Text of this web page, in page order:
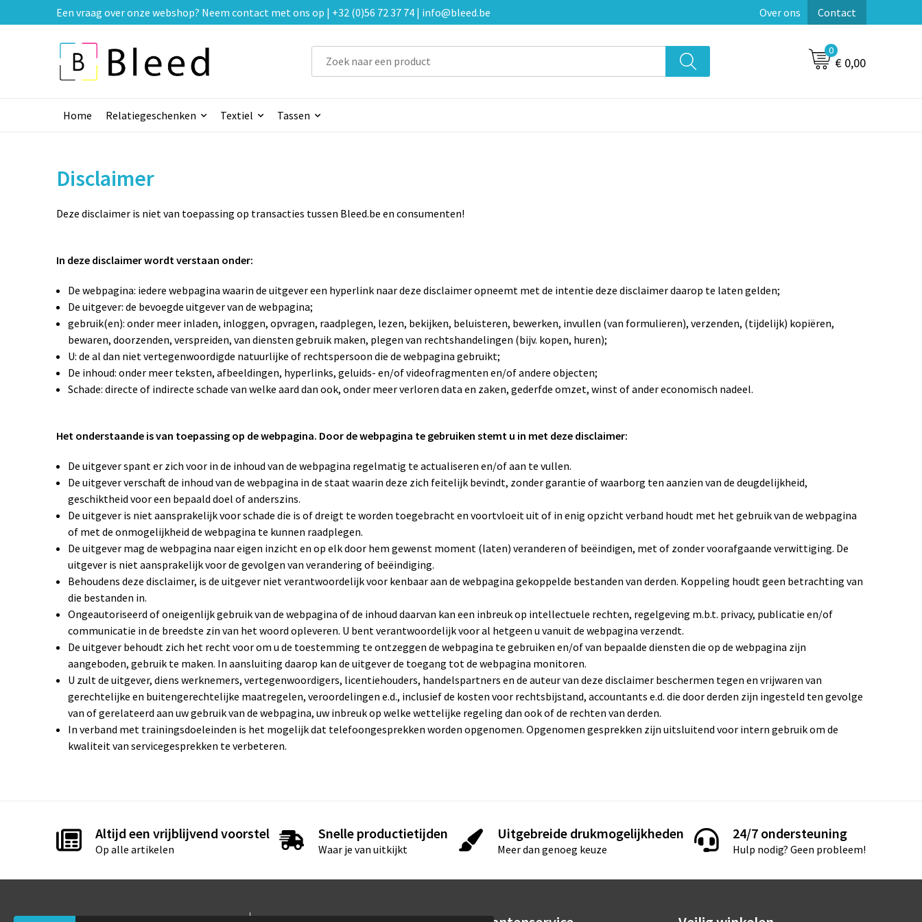
Een vraag over onze webshop? Neem contact met ons op | +32 (0)56 72 37 74 | info@bleed.be Over ons Contact
0
€ 0,00
Home Relatiegeschenken Textiel Tassen
Disclaimer
Deze disclaimer is niet van toepassing op transacties tussen Bleed.be en consumenten!
In deze disclaimer wordt verstaan onder:
De webpagina: iedere webpagina waarin de uitgever een hyperlink naar deze disclaimer opneemt met de intentie deze disclaimer daarop te laten gelden;
De uitgever: de bevoegde uitgever van de webpagina;
gebruik(en): onder meer inladen, inloggen, opvragen, raadplegen, lezen, bekijken, beluisteren, bewerken, invullen (van formulieren), verzenden, (tijdelijk) kopiëren,
bewaren, doorzenden, verspreiden, van diensten gebruik maken, plegen van rechtshandelingen (bijv. kopen, huren);
U: de al dan niet vertegenwoordigde natuurlijke of rechtspersoon die de webpagina gebruikt;
De inhoud: onder meer teksten, afbeeldingen, hyperlinks, geluids- en/of videofragmenten en/of andere objecten;
Schade: directe of indirecte schade van welke aard dan ook, onder meer verloren data en zaken, gederfde omzet, winst of ander economisch nadeel.
Het onderstaande is van toepassing op de webpagina. Door de webpagina te gebruiken stemt u in met deze disclaimer:
De uitgever spant er zich voor in de inhoud van de webpagina regelmatig te actualiseren en/of aan te vullen.
De uitgever verschaft de inhoud van de webpagina in de staat waarin deze zich feitelijk bevindt, zonder garantie of waarborg ten aanzien van de deugdelijkheid,
geschiktheid voor een bepaald doel of anderszins.
De uitgever is niet aansprakelijk voor schade die is of dreigt te worden toegebracht en voortvloeit uit of in enig opzicht verband houdt met het gebruik van de webpagina
of met de onmogelijkheid de webpagina te kunnen raadplegen.
De uitgever mag de webpagina naar eigen inzicht en op elk door hem gewenst moment (laten) veranderen of beëindigen, met of zonder voorafgaande verwittiging. De
uitgever is niet aansprakelijk voor de gevolgen van verandering of beëindiging.
Behoudens deze disclaimer, is de uitgever niet verantwoordelijk voor kenbaar aan de webpagina gekoppelde bestanden van derden. Koppeling houdt geen betrachting van
die bestanden in.
Ongeautoriseerd of oneigenlijk gebruik van de webpagina of de inhoud daarvan kan een inbreuk op intellectuele rechten, regelgeving m.b.t. privacy, publicatie en/of
communicatie in de breedste zin van het woord opleveren. U bent verantwoordelijk voor al hetgeen u vanuit de webpagina verzendt.
De uitgever behoudt zich het recht voor om u de toestemming te ontzeggen de webpagina te gebruiken en/of van bepaalde diensten die op de webpagina zijn
aangeboden, gebruik te maken. In aansluiting daarop kan de uitgever de toegang tot de webpagina monitoren.
U zult de uitgever, diens werknemers, vertegenwoordigers, licentiehouders, handelspartners en de auteur van deze disclaimer beschermen tegen en vrijwaren van
gerechtelijke en buitengerechtelijke maatregelen, veroordelingen e.d., inclusief de kosten voor rechtsbijstand, accountants e.d. die door derden zijn ingesteld ten gevolge
van of gerelateerd aan uw gebruik van de webpagina, uw inbreuk op welke wettelijke regeling dan ook of de rechten van derden.
In verband met trainingsdoeleinden is het mogelijk dat telefoongesprekken worden opgenomen. Opgenomen gesprekken zijn uitsluitend voor intern gebruik om de
kwaliteit van servicegesprekken te verbeteren.
Altijd een vrijblijvend voorstel
Op alle artikelen
Snelle productietijden
Waar je van uitkijkt
Uitgebreide drukmogelijkheden
Meer dan genoeg keuze
24/7 ondersteuning
Hulp nodig? Geen probleem!